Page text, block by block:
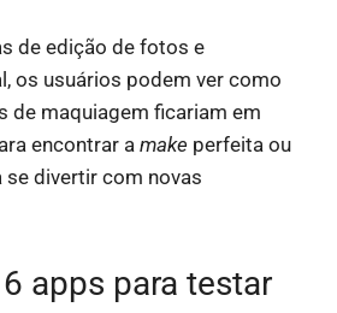
de edição de fotos e
os usuários podem ver como
de maquiagem ficariam em
encontrar a make perfeita ou
divertir com novas
apps para testar